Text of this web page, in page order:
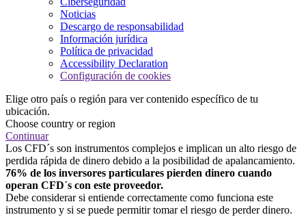
Noticias
Descargo de responsabilidad
Información jurídica
Política de privacidad
Accessibility Declaration
Configuración de cookies
Elige otro país o región para ver contenido específico de tu
ubicación.
Choose country or region
Continuar
Los CFD´s son instrumentos complejos e implican un alto riesgo de
perdida rápida de dinero debido a la posibilidad de apalancamiento.
76% de los inversores particulares pierden dinero cuando
operan CFD´s con este proveedor.
Debe considerar si entiende correctamente como funciona este
instrumento y si se puede permitir tomar el riesgo de perder dinero.